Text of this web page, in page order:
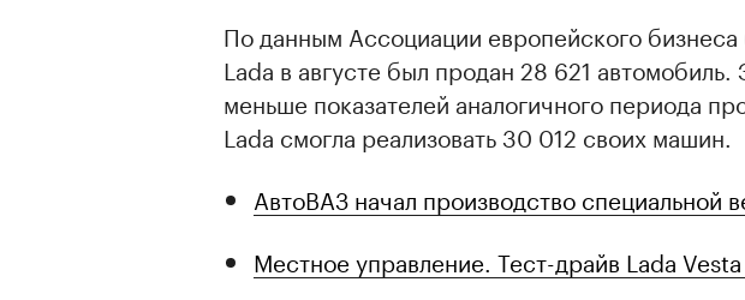
По данным Ассоциации европейского
Lada в августе был продан 28 621 автомобиль.
меньше показателей аналогичного периода
Lada смогла реализовать 30 012 своих машин.
АвтоВАЗ начал производство специальной
Местное управление. Тест-драйв Lada